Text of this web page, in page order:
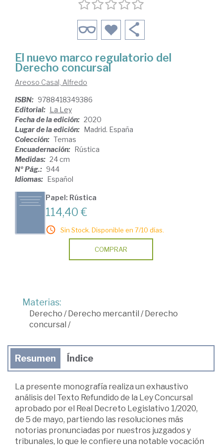
El nuevo marco regulatorio del
Derecho concursal
Areoso Casal, Alfredo
ISBN: 9788418349386
Editorial: La Ley
Fecha de la edición: 2020
Lugar de la edición: Madrid. España
Colección: Temas
Encuadernación: Rústica
Medidas: 24 cm
Nº Pág.: 944
Idiomas: Español
Papel: Rústica
114,40 €
Sin Stock. Disponible en 7/10 días.
COMPRAR
Materias:
Derecho /Derecho mercantil /Derecho
concursal /
Resumen Índice
La presente monografía realiza un exhaustivo
análisis del Texto Refundido de la Ley Concursal
aprobado por el Real Decreto Legislativo 1/2020,
de 5 de mayo, partiendo las resoluciones más
notorias pronunciadas por nuestros juzgados y
tribunales, lo que le confiere una notable vocación